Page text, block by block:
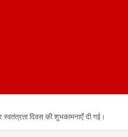
स्वतंत्रता दिवस की शुभकामनाएँ दी गई।